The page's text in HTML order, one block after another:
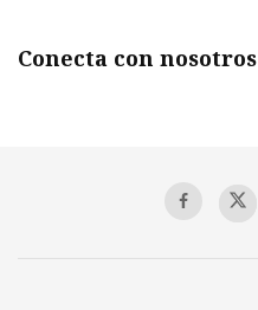
Conecta con nosotros